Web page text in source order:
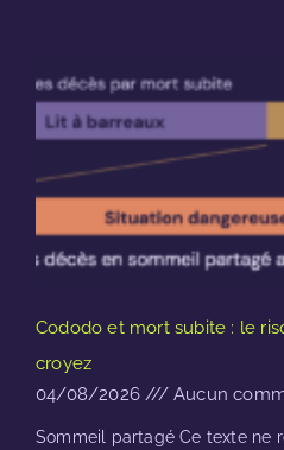
Cododo et mort subite : le
croyez
04/08/2026
Aucun
Sommeil partagé Ce texte ne